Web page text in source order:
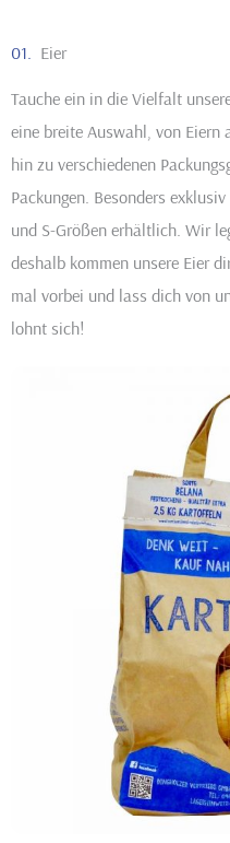
01. Eier
Tauche ein in die Vielfalt
eine breite Auswahl, von Eiern
hin zu verschiedenen
Packungen. Besonders
und S-Größen erhältlich. Wir
deshalb kommen unsere Eier
mal vorbei und lass dich von
lohnt sich!